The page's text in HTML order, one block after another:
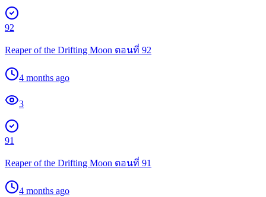
92
Reaper of the Drifting Moon ตอนที่ 92
4 months ago
3
91
Reaper of the Drifting Moon ตอนที่ 91
4 months ago